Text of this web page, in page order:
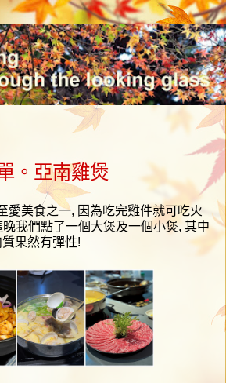
。亞南雞煲
愛美食之一, 因為吃完雞件就可吃火
晚我們點了一個大煲及一個小煲, 其中
質果然有彈性!